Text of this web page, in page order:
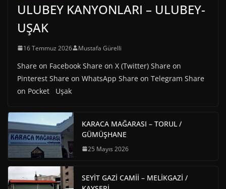
ULUBEY KANYONLARI – ULUBEY-
UŞAK
16 Temmuz 2026 Mustafa Gürelli
Share on Facebook Share on X (Twitter) Share on
Pinterest Share on WhatsApp Share on Telegram Share
on Pocket Uşak
KARACA MAĞARASI – TORUL /
GÜMÜŞHANE
25 Mayıs 2026
SEYİT GAZİ CAMİİ – MELİKGAZİ /